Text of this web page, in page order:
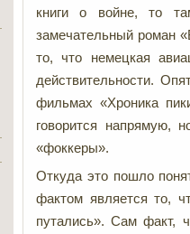
книги о войне, то
замечательный роман
то, что немецкая
действительности.
фильмах «Хроника
говорится напрямую,
«фоккеры».
Откуда это пошло
фактом является то,
путались». Сам факт,